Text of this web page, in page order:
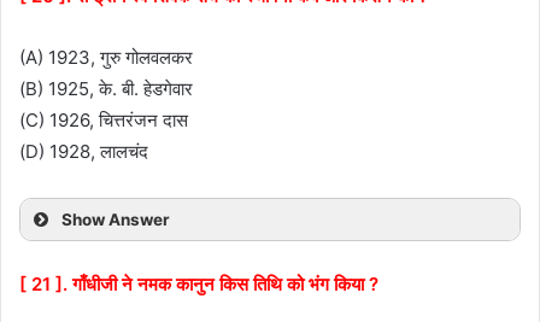
(A) 1923, गुरु गोलवलकर
(B) 1925, के. बी. हेडगेवार
(C) 1926, चित्तरंजन दास
(D) 1928, लालचंद
Show Answer
[ 21 ]. गाँधीजी ने नमक कानुन किस तिथि को भंग किया ?